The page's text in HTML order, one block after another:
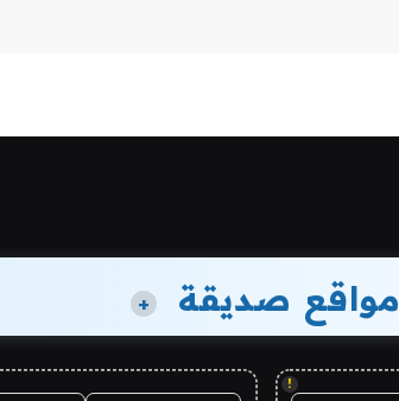
مواقع صديقة +
!